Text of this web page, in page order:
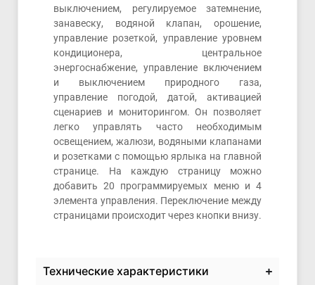
выключением, регулируемое затемнение,
занавеску, водяной клапан, орошение,
управление розеткой, управление уровнем
кондиционера, центральное
энергоснабжение, управление включением
и выключением природного газа,
управление погодой, датой, активацией
сценариев и мониторингом. Он позволяет
легко управлять часто необходимым
освещением, жалюзи, водяными клапанами
и розетками с помощью ярлыка на главной
странице. На каждую страницу можно
добавить 20 программируемых меню и 4
элемента управления. Переключение между
страницами происходит через кнопки внизу.
Технические характеристики